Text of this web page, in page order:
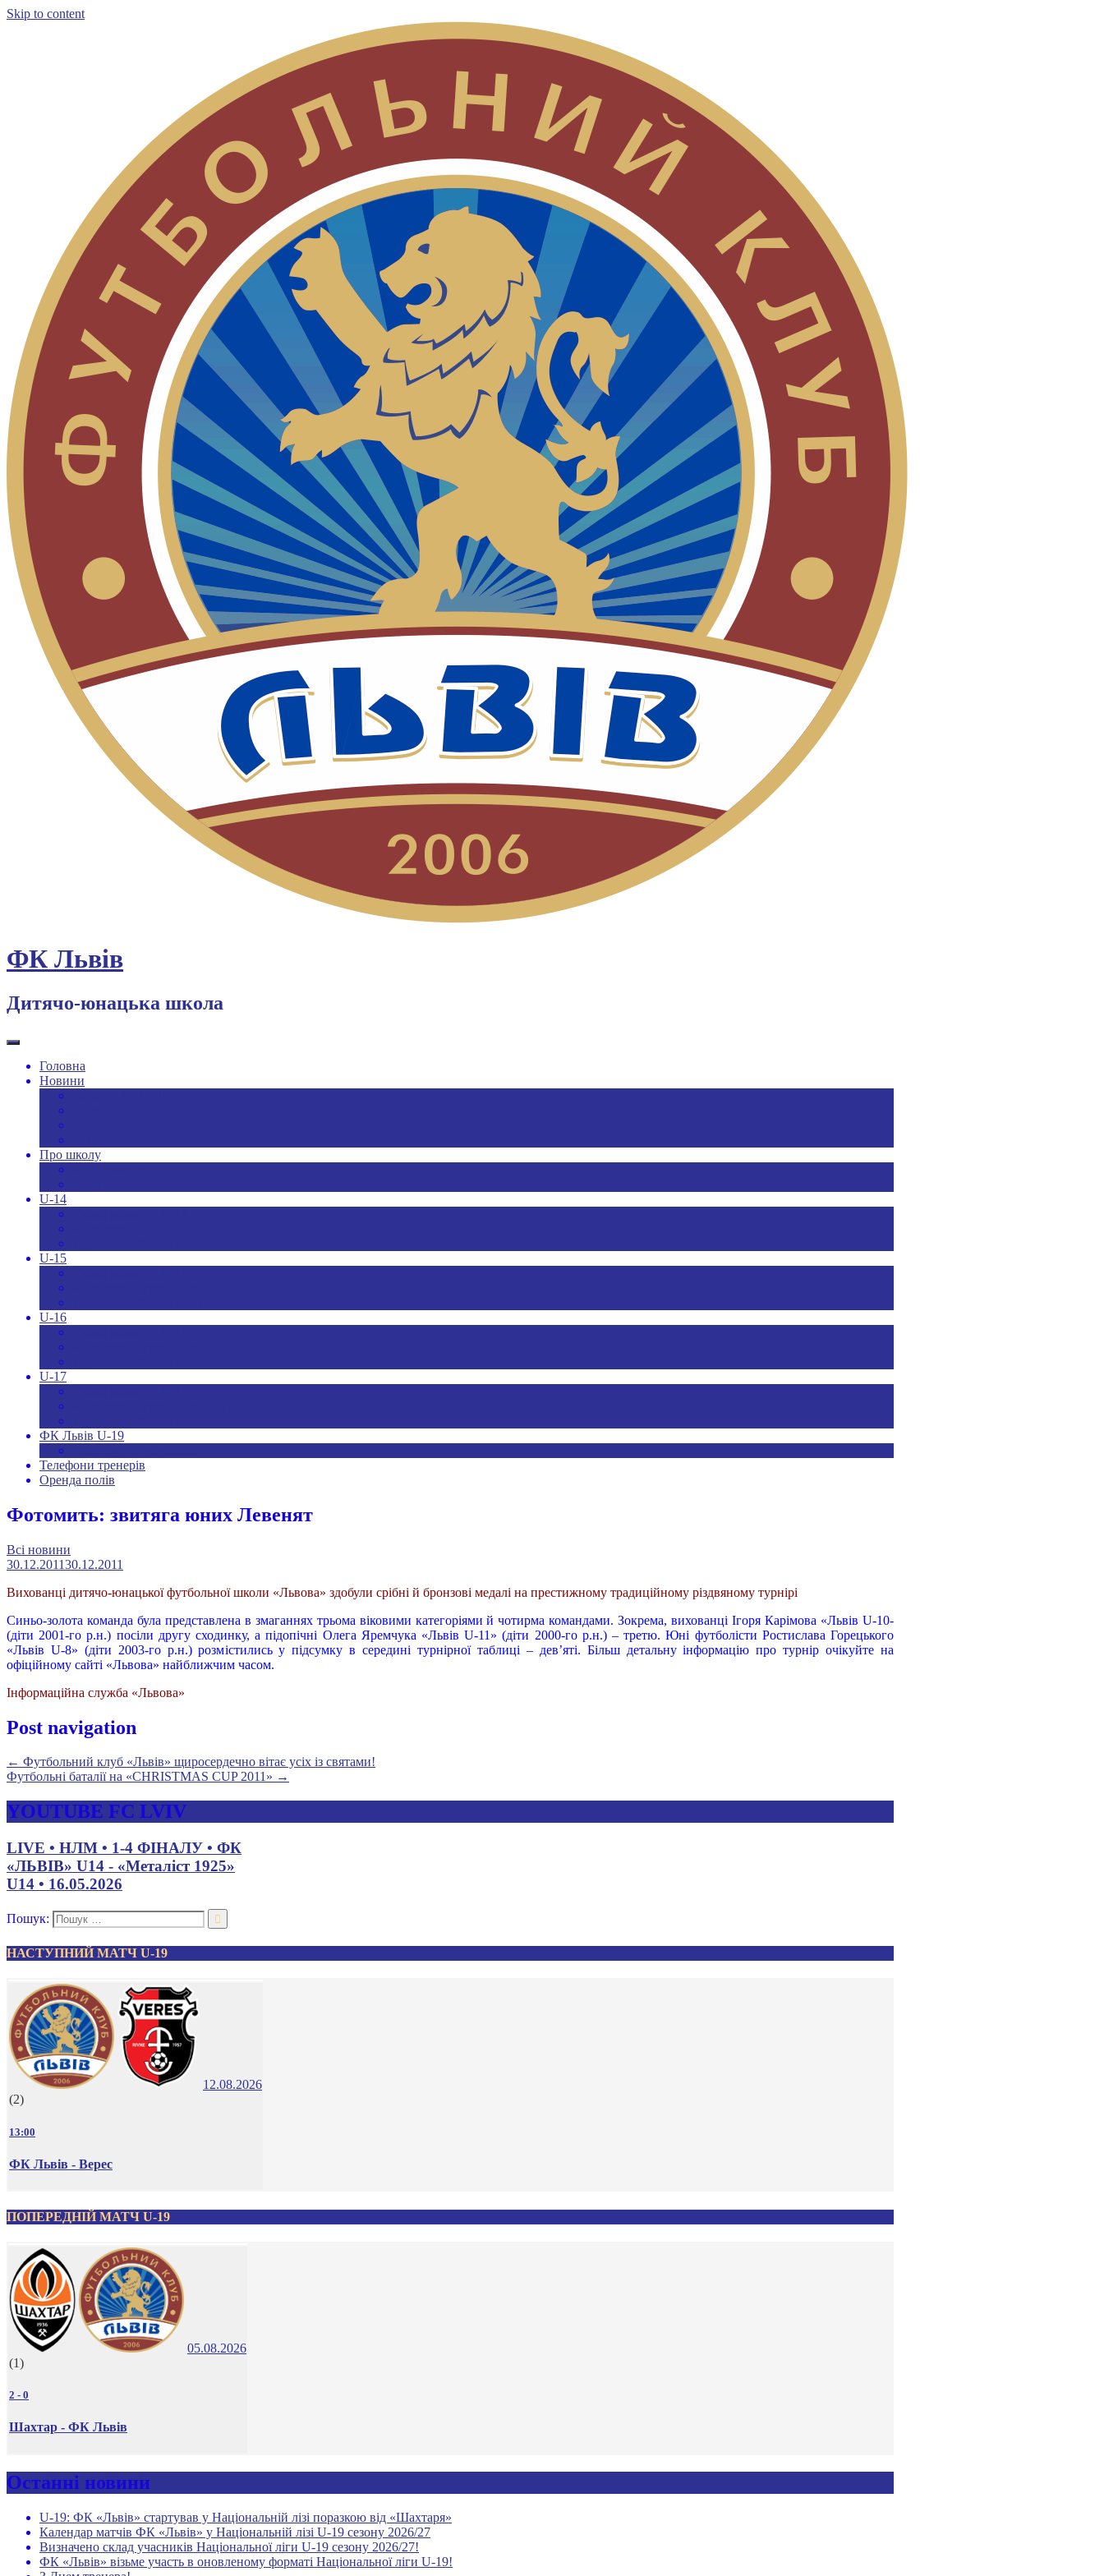
Skip to content
ФК Львів
Дитячо-юнацька школа
Головна
Новини
Про школу
U-14
U-15
U-16
U-17
ФК Львів U-19
Телефони тренерів
Оренда полів
Фотомить: звитяга юних Левенят
Всі новини
30.12.201130.12.2011
Вихованці дитячо-юнацької футбольної школи «Львова» здобули срібні й бронзові медалі на престижному традиційному різдвяному турнірі
Синьо-золота команда була представлена в змаганнях трьома віковими категоріями й чотирма командами. Зокрема, вихованці Ігоря Карімова «Львів U-10-
(діти 2001-го р.н.) посіли другу сходинку, а підопічні Олега Яремчука «Львів U-11» (діти 2000-го р.н.) – третю. Юні футболісти Ростислава Горецького
«Львів U-8» (діти 2003-го р.н.) розмістились у підсумку в середині турнірної таблиці – дев’яті. Більш детальну інформацію про турнір очікуйте на
офіційному сайті «Львова» найближчим часом.
Інформаційна служба «Львова»
Post navigation
← Футбольний клуб «Львів» щиросердечно вітає усіх із святами!
Футбольні баталії на «CHRISTMAS CUP 2011» →
YOUTUBE FC LVIV
LIVE • НЛМ • 1-4 ФІНАЛУ • ФК
«ЛЬВІВ» U14 - «Металіст 1925»
U14 • 16.05.2026
Пошук:
НАСТУПНИЙ МАТЧ U-19
12.08.2026
(2)
13:00
ФК Львів - Верес
ПОПЕРЕДНІЙ МАТЧ U-19
05.08.2026
(1)
2 - 0
Шахтар - ФК Львів
Останні новини
U-19: ФК «Львів» стартував у Національній лізі поразкою від «Шахтаря»
Календар матчів ФК «Львів» у Національній лізі U-19 сезону 2026/27
Визначено склад учасників Національної ліги U-19 сезону 2026/27!
ФК «Львів» візьме участь в оновленому форматі Національної ліги U-19!